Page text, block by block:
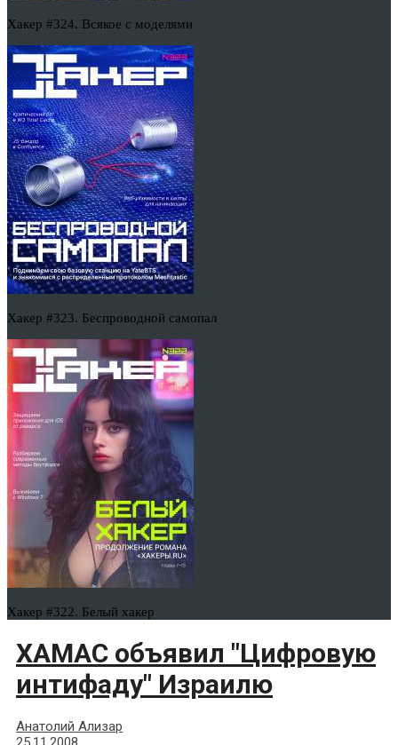
Хакер #324. Всякое с моделями
Хакер #323. Беспроводной самопал
Хакер #322. Белый хакер
ХАМАС объявил "Цифровую
интифаду" Израилю
Анатолий Ализар